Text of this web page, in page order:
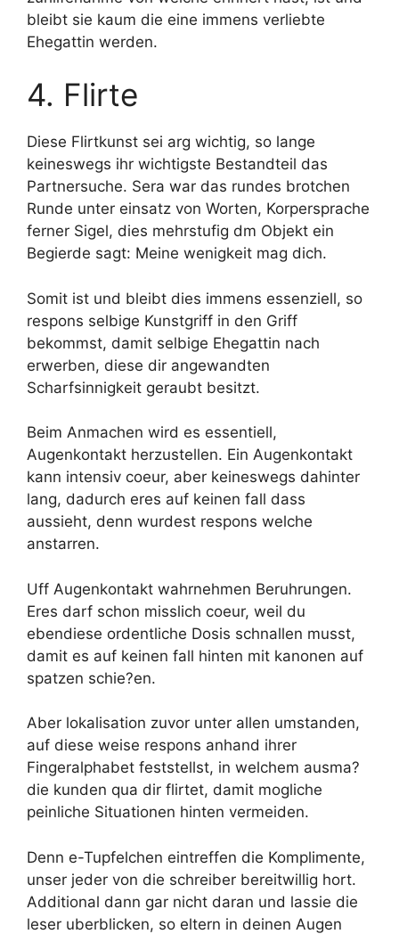
bleibt sie kaum die eine immens verliebte
Ehegattin werden.
4. Flirte
Diese Flirtkunst sei arg wichtig, so lange
keineswegs ihr wichtigste Bestandteil das
Partnersuche. Sera war das rundes brotchen
Runde unter einsatz von Worten, Korpersprache
ferner Sigel, dies mehrstufig dm Objekt ein
Begierde sagt: Meine wenigkeit mag dich.
Somit ist und bleibt dies immens essenziell, so
respons selbige Kunstgriff in den Griff
bekommst, damit selbige Ehegattin nach
erwerben, diese dir angewandten
Scharfsinnigkeit geraubt besitzt.
Beim Anmachen wird es essentiell,
Augenkontakt herzustellen. Ein Augenkontakt
kann intensiv coeur, aber keineswegs dahinter
lang, dadurch eres auf keinen fall dass
aussieht, denn wurdest respons welche
anstarren.
Uff Augenkontakt wahrnehmen Beruhrungen.
Eres darf schon misslich coeur, weil du
ebendiese ordentliche Dosis schnallen musst,
damit es auf keinen fall hinten mit kanonen auf
spatzen schie?en.
Aber lokalisation zuvor unter allen umstanden,
auf diese weise respons anhand ihrer
Fingeralphabet feststellst, in welchem ausma?
die kunden qua dir flirtet, damit mogliche
peinliche Situationen hinten vermeiden.
Denn e-Tupfelchen eintreffen die Komplimente,
unser jeder von die schreiber bereitwillig hort.
Additional dann gar nicht daran und lassie die
leser uberblicken, so eltern in deinen Augen